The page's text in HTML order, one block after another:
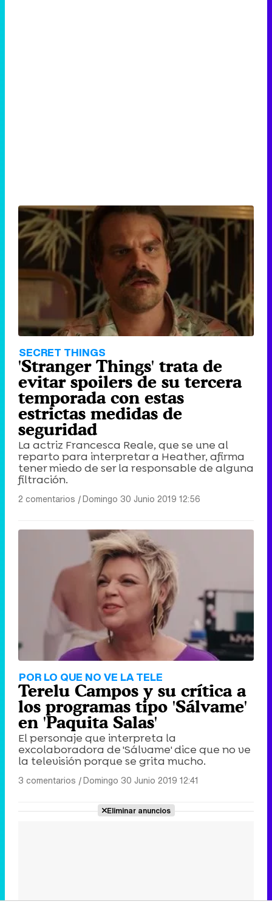
SECRET THINGS
'Stranger Things' trata de
evitar spoilers de su tercera
temporada con estas
estrictas medidas de
seguridad
La actriz Francesca Reale, que se une al
reparto para interpretar a Heather, afirma
tener miedo de ser la responsable de alguna
filtración.
2 comentarios |Domingo 30 Junio 2019 12:56
POR LO QUE NO VE LA TELE
Terelu Campos y su crítica a
los programas tipo 'Sálvame'
en 'Paquita Salas'
El personaje que interpreta la
excolaboradora de 'Sálvame' dice que no ve
la televisión porque se grita mucho.
3 comentarios |Domingo 30 Junio 2019 12:41
Eliminar anuncios